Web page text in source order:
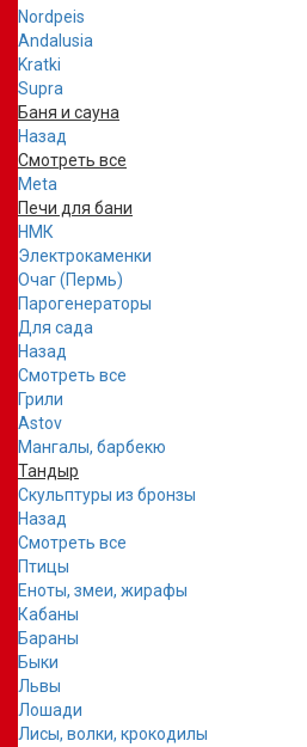
Nordpeis
Andalusia
Kratki
Supra
Баня и сауна
Назад
Смотреть все
Meta
Печи для бани
НМК
Электрокаменки
Очаг (Пермь)
Парогенераторы
Для сада
Назад
Смотреть все
Грили
Astov
Мангалы, барбекю
Тандыр
Скульптуры из бронзы
Назад
Смотреть все
Птицы
Еноты, змеи, жирафы
Кабаны
Бараны
Быки
Львы
Лошади
Лисы, волки, крокодилы